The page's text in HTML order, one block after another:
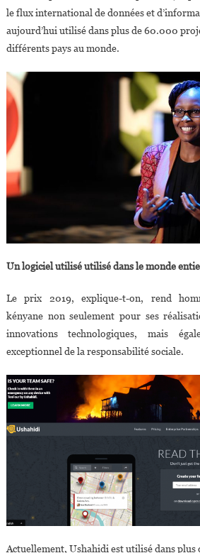
le flux international de données et
aujourd’hui utilisé dans plus de 60.000
différents pays au monde.
Un logiciel utilisé utilisé dans le monde
Le prix 2019, explique-t-on, rend
kényane non seulement pour ses
innovations technologiques, mais
exceptionnel de la responsabilité sociale.
Actuellement, Ushahidi est utilisé dans plus